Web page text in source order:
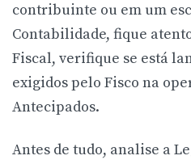
contribuinte ou em um
Contabilidade, fique
Fiscal, verifique se está
exigidos pelo Fisco na
Antecipados.
Antes de tudo, analise a